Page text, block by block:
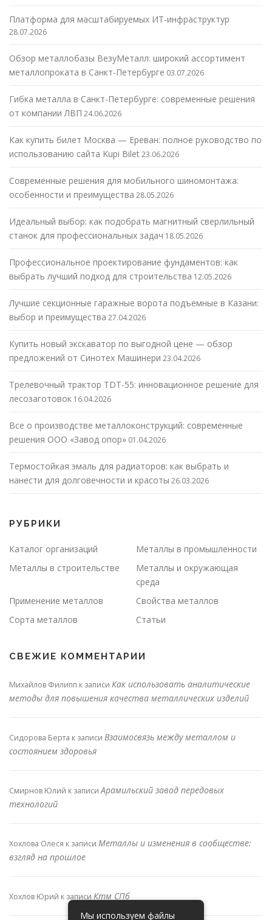
Платформа для масштабируемых ИТ-инфраструктур
28.07.2026
Обзор металлобазы ВезуМеталл: широкий ассортимент
металлопроката в Санкт-Петербурге 03.07.2026
Гибка металла в Санкт-Петербурге: современные решения
от компании ЛВП 24.06.2026
Как купить билет Москва — Ереван: полное руководство по
использованию сайта Kupi Bilet23.06.2026
Современные решения для мобильного шиномонтажа:
особенности и преимущества 28.05.2026
Идеальный выбор: как подобрать магнитный сверлильный
станок для профессиональных задач 18.05.2026
Профессиональное проектирование фундаментов: как
выбрать лучший подход для строительства 12.05.2026
Лучшие секционные гаражные ворота подъемные в Казани:
выбор и преимущества 27.04.2026
Купить новый экскаватор по выгодной цене — обзор
предложений от Синотех Машинери 23.04.2026
Трелевочный трактор TDT-55: инновационное решение для
лесозаготовок 16.04.2026
Все о производстве металлоконструкций: современные
решения ООО «Завод опор» 01.04.2026
Термостойкая эмаль для радиаторов: как выбрать и
нанести для долговечности и красоты 26.03.2026
РУБРИКИ
Каталог организаций
Металлы в промышленности
Металлы в строительстве
Металлы и окружающая
среда
Применение металлов
Свойства металлов
Сорта металлов
Статьи
СВЕЖИЕ КОММЕНТАРИИ
Михайлов Филипп к записи Как использовать аналитические
методы для повышения качества металлических изделий
Сидорова Берта к записи Взаимосвязь между металлом и
состоянием здоровья
Смирнов Юлий к записиАрамильский завод передовых
технологий
Хохлова Олеся к записи Металлы и изменения в сообществе:
взгляд на прошлое
Хохлов Юрий к записи Ктм СПб
Мы используем файлы